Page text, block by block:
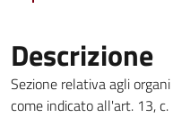
Descrizione
Sezione relativa agli
come indicato all'art. 13,